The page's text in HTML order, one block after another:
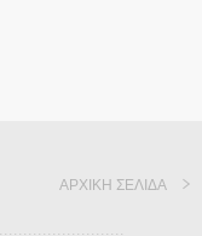
ΑΡΧΙΚΉ ΣΕΛΊΔΑ